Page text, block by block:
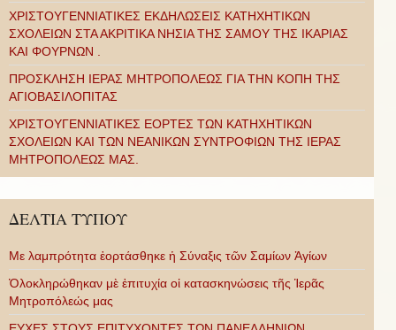
ΧΡΙΣΤΟΥΓΕΝΝΙΑΤΙΚΕΣ ΕΚΔΗΛΩΣΕΙΣ ΚΑΤΗΧΗΤΙΚΩΝ
ΣΧΟΛΕΙΩΝ ΣΤΑ ΑΚΡΙΤΙΚΑ ΝΗΣΙΑ ΤΗΣ ΣΑΜΟΥ ΤΗΣ ΙΚΑΡΙΑΣ
ΚΑΙ ΦΟΥΡΝΩΝ .
ΠΡΟΣΚΛΗΣΗ ΙΕΡΑΣ ΜΗΤΡΟΠΟΛΕΩΣ ΓΙΑ ΤΗΝ ΚΟΠΗ ΤΗΣ
ΑΓΙΟΒΑΣΙΛΟΠΙΤΑΣ
ΧΡΙΣΤΟΥΓΕΝΝΙΑΤΙΚΕΣ ΕΟΡΤΕΣ ΤΩΝ ΚΑΤΗΧΗΤΙΚΩΝ
ΣΧΟΛΕΙΩΝ ΚΑΙ ΤΩΝ ΝΕΑΝΙΚΩΝ ΣΥΝΤΡΟΦΙΩΝ ΤΗΣ ΙΕΡΑΣ
ΜΗΤΡΟΠΟΛΕΩΣ ΜΑΣ.
ΔΕΛΤΙΑ ΤΥΠΟΥ
Με λαμπρότητα ἑορτάσθηκε ἡ Σύναξις τῶν Σαμίων Ἁγίων
Ὁλοκληρώθηκαν μὲ ἐπιτυχία οἱ κατασκηνώσεις τῆς Ἱερᾶς
Μητροπόλεώς μας